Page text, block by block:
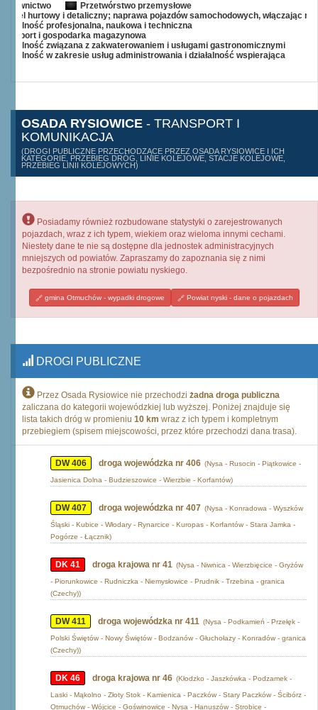
Przetwórstwo przemysłowe
hurtowy i detaliczny; naprawa pojazdów samochodowych, włączając
profesjonalna, naukowa i techniczna
i gospodarka magazynowa
związana z zakwaterowaniem i usługami gastronomicznymi
w zakresie usług administrowania i działalność wspierająca
OSADA RYSIOWICE - TRANSPORT I
KOMUNIKACJA
(DROGI PUBLICZNE PRZECHODZĄCE PRZEZ OSADA RYSIOWICE I ICH
KATEGORIE, PRZEBIEG DRÓG, LINIE KOLEJOWE, STACJE KOLEJOWE,
PRZEBIEG LINII KOLEJOWYCH)
Posiadamy również rozbudowane statystyki o zarejestrowanych
pojazdach, wraz z ich typem, wiekiem oraz wieloma innymi cechami.
Niestety dane te nie są dostępne dla jednostek administracyjnych
mniejszych od powiatów. Zapraszamy do zapoznania się z nimi
bezpośrednio na stronie powiatu nyskiego.
gmina Otmuchów - wypadki drogowe Powiat nyski - dane o pojazdach
DROGI PUBLICZNE
Przez Osada Rysiowice nie przechodzi żadna droga publiczna
zaliczana do kategorii wojewódzkiej lub wyższej. Poniżej znajduje się
lista takich dróg w promieniu 10 km wraz z ich typem i kompletnym
przebiegiem (spisem miejscowości, przez które przechodzi dana trasa).
DW 406 droga wojewódzka nr 406 (Nysa - Rusocin - Piątkowice -
Jasienica Dolna - Budzieszowice - Wierzbie - Korfantów)
DW 407 droga wojewódzka nr 407 (Nysa - Konradowa - Wyszków
Śląski - Kubice - Włodary - Rynarcice - Kuropas - Korfantów - Stara Jamka -
Pogórze - Łącznik)
DK 41 droga krajowa nr 41 (Nysa - Niwnica - Wierzbięcice - Gryżów
- Piorunkowice - Rudniczka - Niemysłowice - Prudnik - Trzebina - granica
(Czechy))
DW 411 droga wojewódzka nr 411 (Nysa - Podkamień - Przełęk -
Polski Świętów - Nowy Świętów - Bodzanów - Głuchołazy - Konradów - granica
(Czechy))
DK 46 droga krajowa nr 46 (Kłodzko - Jaszkówka - Podzamek -
Laski - Mąkolno - Złoty Stok - Kamienica - Paczków - Stary Paczków - Ścibórz -
Otmuchów - Wójcice - Goświnowice - Nysa - Hanuszów - Strobice -